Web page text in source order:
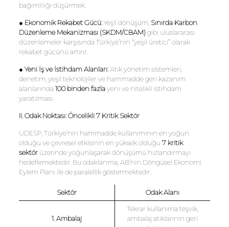
bağımlılığı düşürmek.
● Ekonomik Rekabet Gücü:Yeşil dönüşüm, Sınırda Karbon
Düzenleme Mekanizması (SKDM/CBAM)gibi uluslararası
düzenlemeler karşısında Türkiye’nin “yeşil üretici” olarak
rekabet gücünü artırır.
●Yeni İş ve İstihdam Alanları:Atık yönetim sistemleri,
denetim, yeşil teknolojiler ve hammadde geri kazanım
alanlarında 100 binden fazlayeni ve nitelikli istihdam
yaratılması.
II. Odak Noktası: Öncelikli 7 Kritik Sektör
UDESP, Türkiye’nin hammadde kullanımının en yoğun
olduğu ve çevresel etkisinin en yüksek olduğu 7 kritik
sektörüzerinde yoğunlaşarak dönüşümü hızlandırmayı
hedeflemektedir. Bu odaklanma, AB’nin Döngüsel Ekonomi
Eylem Planı ile de paralellik göstermektedir.
Sektör Odak Alanı
1. Ambalaj
Tekrar kullanıma teşvik,
ambalaj atıklarının geri